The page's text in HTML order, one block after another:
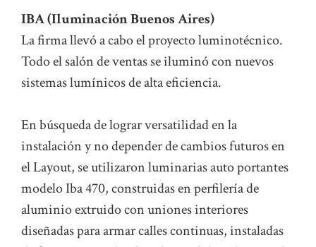
IBA (Iluminación Buenos Aires)
La firma llevó a cabo el proyecto luminotécnico.
Todo el salón de ventas se iluminó con nuevos
sistemas lumínicos de alta eficiencia.
En búsqueda de lograr versatilidad en la
instalación y no depender de cambios futuros en
el Layout, se utilizaron luminarias auto portantes
modelo Iba 470, construidas en perfilería de
aluminio extruido con uniones interiores
diseñadas para armar calles continuas, instaladas